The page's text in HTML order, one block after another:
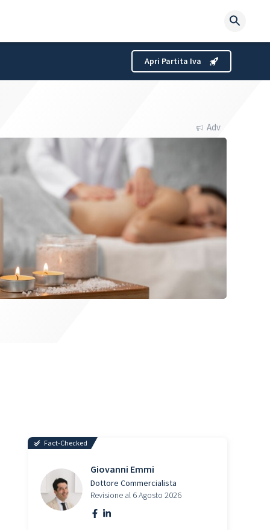
Apri Partita Iva
Adv
Fact-Checked
Giovanni Emmi
Dottore Commercialista
Revisione al 6 Agosto 2026